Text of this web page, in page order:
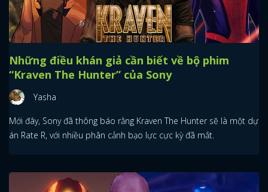
Những điều khán giả cần biết về bộ phim
“Kraven The Hunter” của Sony
Yasha
Mới đây, Sony đã thông báo rằng Kraven The Hunter sẽ là một dự
án Rate R, với nhiều phân cảnh bạo lực cực kỳ đã mắt.